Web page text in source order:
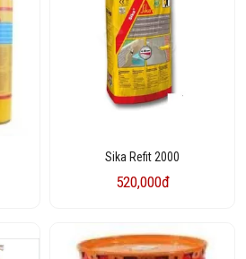
Sika Refit 2000
520,000đ